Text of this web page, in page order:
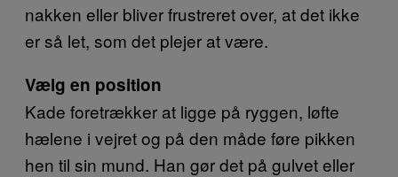
nakken eller bliver frustreret over, at det ikke
er så let, som det plejer at være.
Vælg en position
Kade foretrækker at ligge på ryggen, løfte
hælene i vejret og på den måde føre pikken
hen til sin mund. Han gør det på gulvet eller